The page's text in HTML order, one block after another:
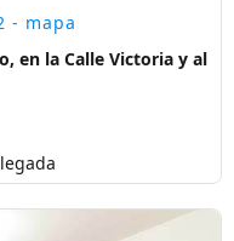
- mapa
en la Calle Victoria y al